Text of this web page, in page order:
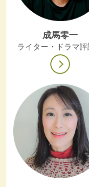
成馬零一
ライター・ドラマ評